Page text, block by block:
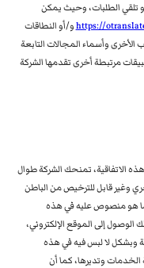
تلقي الطلبات، وحيث يمكن
https://و/أو النطاقات
وأسماء المجالات التابعة
مرتبطة أخرى تقدمها الشركة
الاتفاقية، تمنحك الشركة طوال
وغير قابل للترخيص من الباطن
ما هو منصوص عليه في هذه
الوصول إلى الموقع الإلكتروني،
وبشكل لا لبس فيه في هذه
وتديرها، كما أن